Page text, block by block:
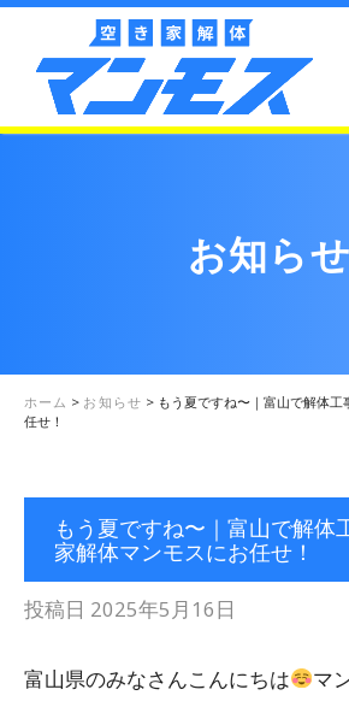
お知らせ
ホーム > お知らせ > もう夏ですね〜｜富山で解体
任せ！
もう夏ですね〜｜富山で解体
家解体マンモスにお任せ！
投稿日 2025年5月16日
富山県のみなさんこんにちは マ